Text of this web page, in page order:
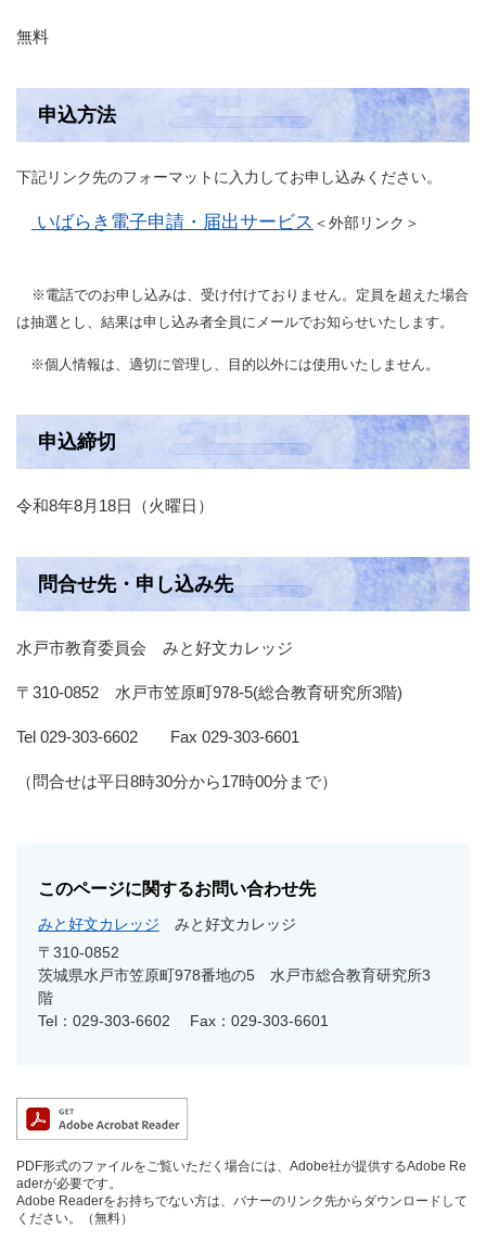
無料
申込方法
下記リンク先のフォーマットに入力してお申し込みください。
いばらき電子申請・届出サービス ＜外部リンク＞
※電話でのお申し込みは、受け付けておりません。定員を超えた場合
は抽選とし、結果は申し込み者全員にメールでお知らせいたします。
※個人情報は、適切に管理し、目的以外には使用いたしません。
申込締切
令和8年8月18日（火曜日）
問合せ先・申し込み先
水戸市教育委員会 みと好文カレッジ
〒310-0852 水戸市笠原町978-5(総合教育研究所3階)
Tel 029-303-6602 Fax 029-303-6601
（問合せは平日8時30分から17時00分まで）
このページに関するお問い合わせ先
みと好文カレッジ
みと好文カレッジ
〒310-0852
茨城県水戸市笠原町978番地の5 水戸市総合教育研究所3
階
Tel：029-303-6602
Fax：029-303-6601
PDF形式のファイルをご覧いただく場合には、Adobe社が提供するAdobe Re
aderが必要です。
Adobe Readerをお持ちでない方は、バナーのリンク先からダウンロードして
ください。（無料）